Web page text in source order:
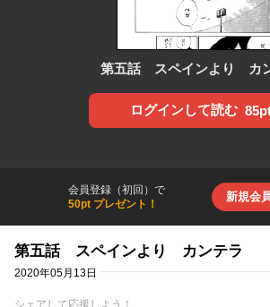
第五話 スペインより カ
ログインして読む
会員登録（初回）で
50pt プレゼント！
新規会
第五話 スペインより カンテラ
2020年05月13日
シェアして応援しよう！